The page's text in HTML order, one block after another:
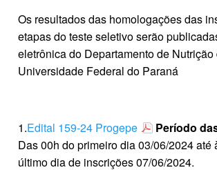
Os resultados das homologações das
etapas do teste seletivo serão
eletrônica do Departamento de Nutrição
Universidade Federal do Paraná
1.Edital 159-24 Progepe
Período
Das 00h do primeiro dia 03/06/2024 até
último dia de inscrições 07/06/2024.